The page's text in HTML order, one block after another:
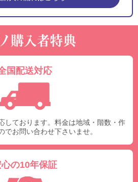
国配送対応
しております。料金は地域・階数・作
お問い合わせ下さいませ。
の10年保証